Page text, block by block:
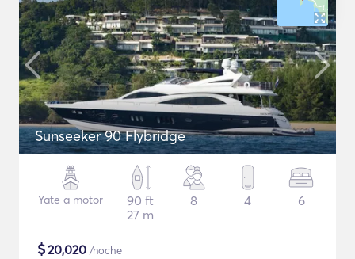
Sunseeker 90 Flybridge
Yate a motor
90 ft
27 m
8 4 6
$20,020 /noche